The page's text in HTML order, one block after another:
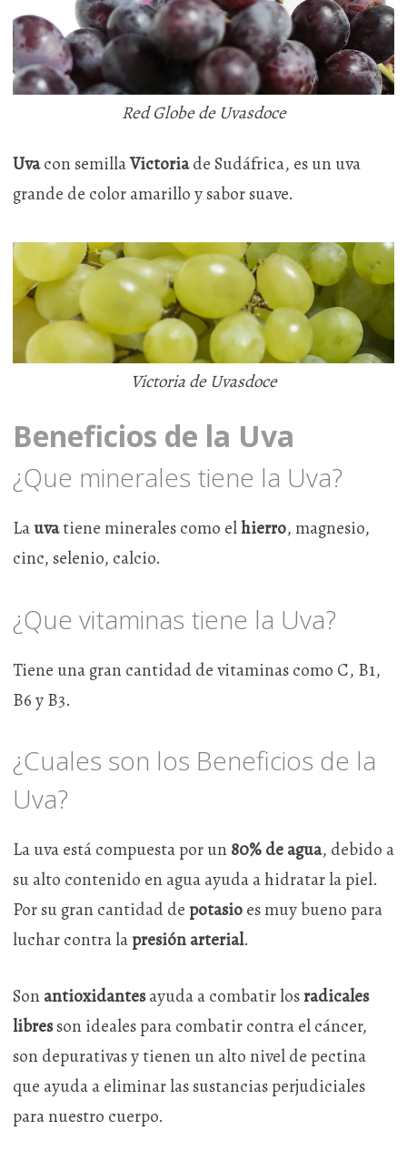
Red Globe de Uvasdoce
Uvacon semillaVictoriade Sudáfrica, es un uva
grande de color amarillo y sabor suave.
Victoria de Uvasdoce
Beneficios de la Uva
¿Que minerales tiene la Uva?
Lauvatiene minerales como elhierro, magnesio,
cinc, selenio, calcio.
¿Que vitaminas tiene la Uva?
Tiene una gran cantidad de vitaminas como C, B1,
B6 y B3.
¿Cuales son los Beneficios de la
Uva?
La uva está compuesta por un 80% de agua, debido a
su alto contenido en agua ayuda a hidratar la piel.
Por su gran cantidad depotasioes muy bueno para
luchar contra lapresión arterial.
Son antioxidantesayuda a combatir losradicales
libresson ideales para combatir contra el cáncer,
son depurativas y tienen un alto nivel de pectina
que ayuda a eliminar las sustancias perjudiciales
para nuestro cuerpo.